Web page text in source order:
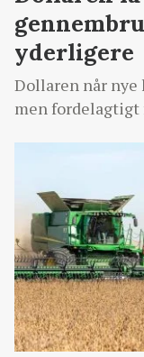
yderligere
Dollaren når nye
men fordelagtigt